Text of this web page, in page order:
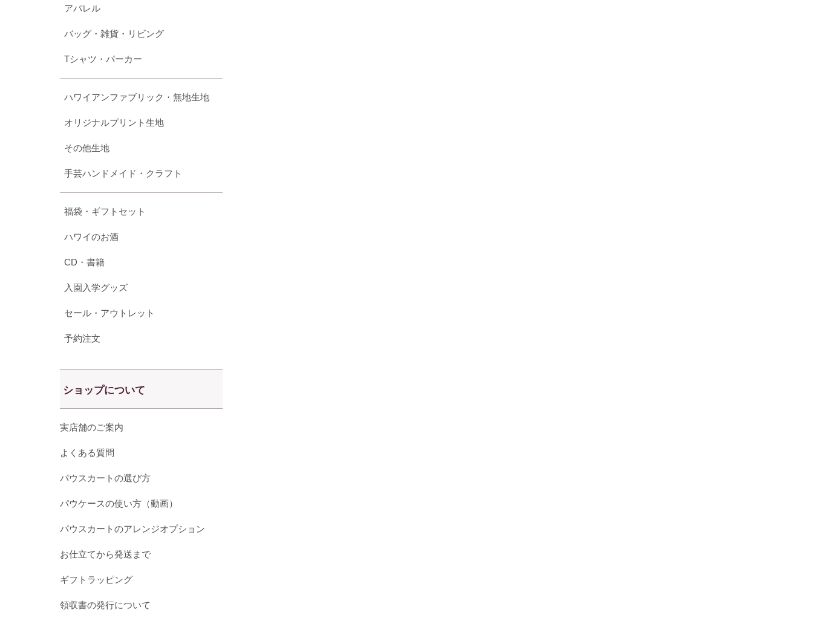
アパレル
バッグ・雑貨・リビング
Tシャツ・パーカー
ハワイアンファブリック・無地生地
オリジナルプリント生地
その他生地
手芸ハンドメイド・クラフト
福袋・ギフトセット
ハワイのお酒
CD・書籍
入園入学グッズ
セール・アウトレット
予約注文
ショップについて
実店舗のご案内
よくある質問
パウスカートの選び方
パウケースの使い方（動画）
パウスカートのアレンジオプション
お仕立てから発送まで
ギフトラッピング
領収書の発行について